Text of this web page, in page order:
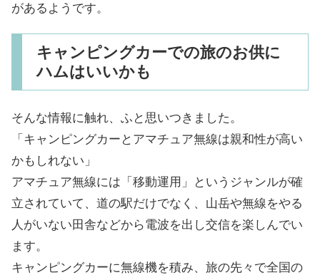
があるようです。
キャンピングカーでの旅のお供に
ハムはいいかも
そんな情報に触れ、ふと思いつきました。
「キャンピングカーとアマチュア無線は親和性が高い
かもしれない」
アマチュア無線には「移動運用」というジャンルが確
立されていて、道の駅だけでなく、山岳や無線をやる
人がいない田舎などから電波を出し交信を楽しんでい
ます。
キャンピングカーに無線機を積み、旅の先々で全国の